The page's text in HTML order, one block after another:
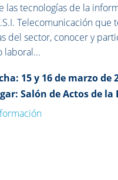
las tecnologías de la
Telecomunicación
del sector, conocer y
laboral...
15 y 16 de marzo de
Salón de Actos de